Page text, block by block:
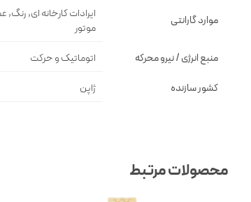
موارد گارانتی
ایرادات کارخانه ای, رنگ,
موتور
منبع انرژی / نیرو محرکه اتوماتیک و حرکت
کشور سازنده ژاپن
محصولات مرتبط